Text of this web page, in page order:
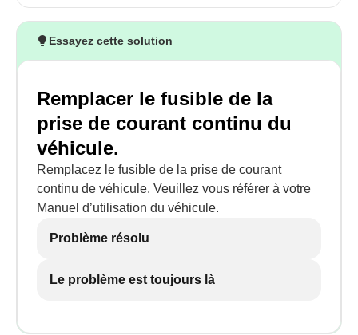
Essayez cette solution
Remplacer le fusible de la
prise de courant continu du
véhicule.
Remplacez le fusible de la prise de courant
continu de véhicule. Veuillez vous référer à votre
Manuel d’utilisation du véhicule.
Problème résolu
Le problème est toujours là